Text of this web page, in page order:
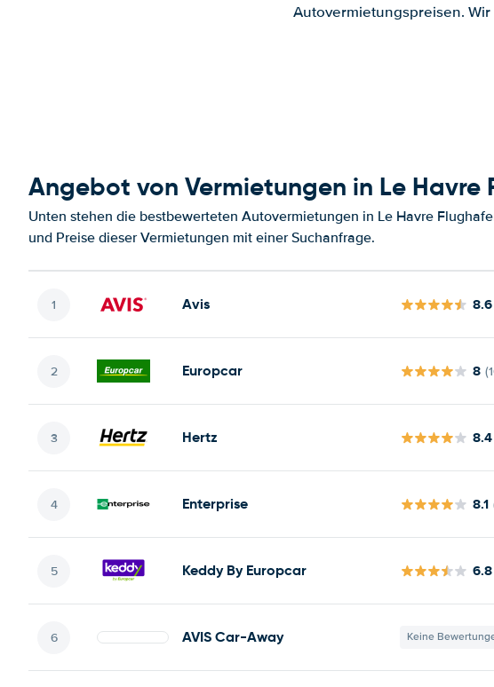
Autovermietungspreisen.
Angebot von Vermietungen in Le Havre
Unten stehen die bestbewerteten Autovermietungen in Le Havre
und Preise dieser Vermietungen mit einer Suchanfrage.
Avis 8.6
Europcar 8
Hertz 8.4
Enterprise 8.1
Keddy By Europcar 6.8
AVIS Car-Away Keine